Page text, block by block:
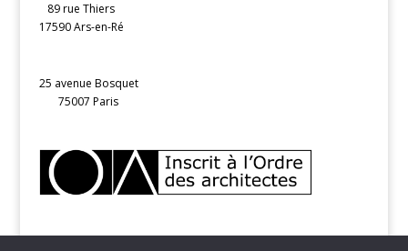
89 rue Thiers
17590 Ars-en-Ré
25 avenue Bosquet
75007 Paris